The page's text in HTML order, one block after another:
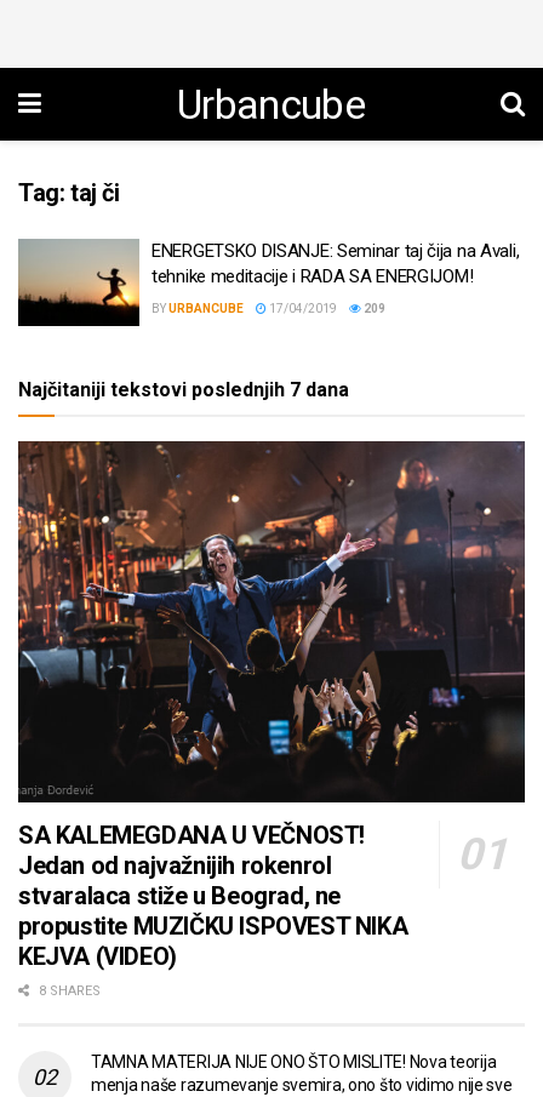
Urbancube
Tag: taj či
ENERGETSKO DISANJE: Seminar taj čija na Avali,
tehnike meditacije i RADA SA ENERGIJOM!
BYURBANCUBE 17/04/2019 209
Najčitaniji tekstovi poslednjih 7 dana
SA KALEMEGDANA U VEČNOST!
Jedan od najvažnijih rokenrol
stvaralaca stiže u Beograd, ne
propustite MUZIČKU ISPOVEST NIKA
KEJVA (VIDEO)
8 SHARES
TAMNA MATERIJA NIJE ONO ŠTO MISLITE! Nova teorija
menja naše razumevanje svemira, ono što vidimo nije sve